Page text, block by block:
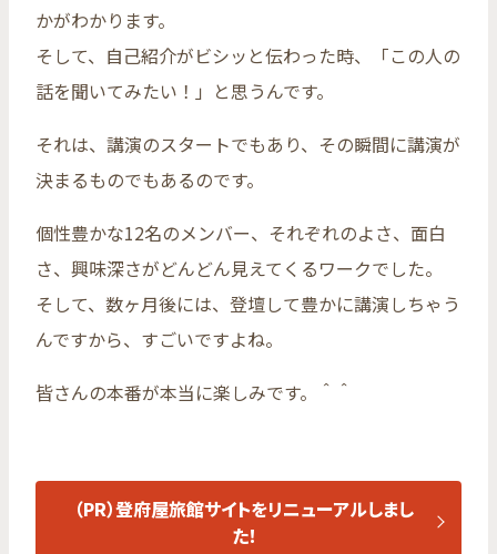
かがわかります。
そして、自己紹介がビシッと伝わった時、「この人の
話を聞いてみたい！」と思うんです。
それは、講演のスタートでもあり、その瞬間に講演が
決まるものでもあるのです。
個性豊かな12名のメンバー、それぞれのよさ、面白
さ、興味深さがどんどん見えてくるワークでした。
そして、数ヶ月後には、登壇して豊かに講演しちゃう
んですから、すごいですよね。
皆さんの本番が本当に楽しみです。＾＾
（PR）登府屋旅館サイトをリニューアルしまし
た！